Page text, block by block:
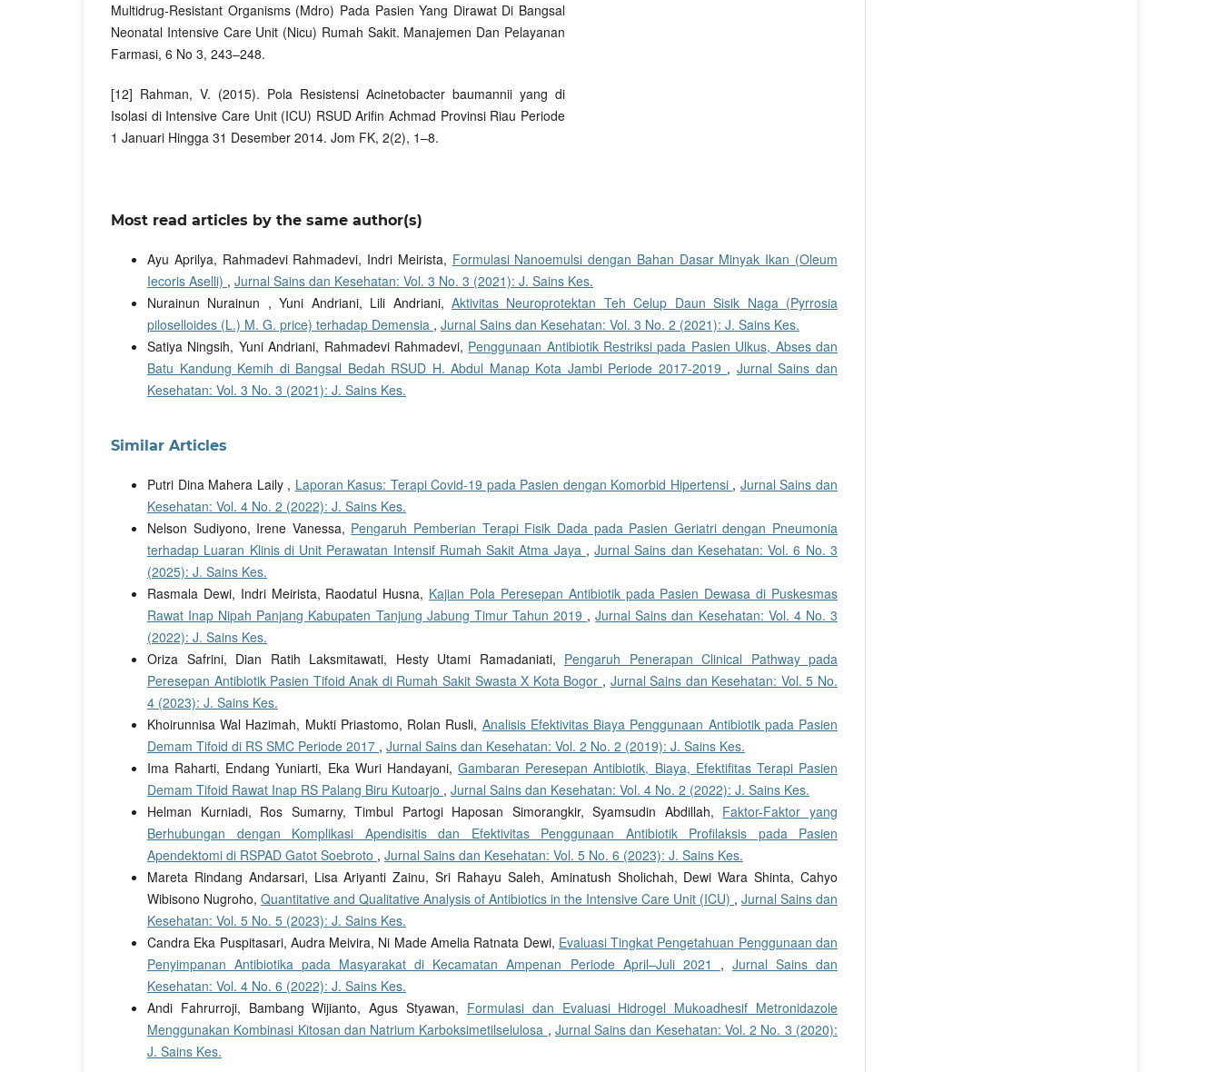
Multidrug-Resistant Organisms (Mdro) Pada Pasien Yang Dirawat Di Bangsal
Neonatal Intensive Care Unit (Nicu) Rumah Sakit. Manajemen Dan Pelayanan
Farmasi, 6 No 3, 243–248.
[12] Rahman, V. (2015). Pola Resistensi Acinetobacter baumannii yang di
Isolasi di Intensive Care Unit (ICU) RSUD Arifin Achmad Provinsi Riau Periode
1 Januari Hingga 31 Desember 2014. Jom FK, 2(2), 1–8.
Most read articles by the same author(s)
Ayu Aprilya, Rahmadevi Rahmadevi, Indri Meirista, Formulasi Nanoemulsi dengan Bahan Dasar Minyak Ikan (Oleum
Iecoris Aselli) , Jurnal Sains dan Kesehatan: Vol. 3 No. 3 (2021): J. Sains Kes.
Nurainun Nurainun , Yuni Andriani, Lili Andriani, Aktivitas Neuroprotektan Teh Celup Daun Sisik Naga (Pyrrosia
piloselloides (L.) M. G. price) terhadap Demensia , Jurnal Sains dan Kesehatan: Vol. 3 No. 2 (2021): J. Sains Kes.
Satiya Ningsih, Yuni Andriani, Rahmadevi Rahmadevi, Penggunaan Antibiotik Restriksi pada Pasien Ulkus, Abses dan
Batu Kandung Kemih di Bangsal Bedah RSUD H. Abdul Manap Kota Jambi Periode 2017-2019 , Jurnal Sains dan
Kesehatan: Vol. 3 No. 3 (2021): J. Sains Kes.
Similar Articles
Putri Dina Mahera Laily , Laporan Kasus: Terapi Covid-19 pada Pasien dengan Komorbid Hipertensi , Jurnal Sains dan
Kesehatan: Vol. 4 No. 2 (2022): J. Sains Kes.
Nelson Sudiyono, Irene Vanessa, Pengaruh Pemberian Terapi Fisik Dada pada Pasien Geriatri dengan Pneumonia
terhadap Luaran Klinis di Unit Perawatan Intensif Rumah Sakit Atma Jaya ,Jurnal Sains dan Kesehatan: Vol. 6 No. 3
(2025): J. Sains Kes.
Rasmala Dewi, Indri Meirista, Raodatul Husna, Kajian Pola Peresepan Antibiotik pada Pasien Dewasa di Puskesmas
Rawat Inap Nipah Panjang Kabupaten Tanjung Jabung Timur Tahun 2019 ,Jurnal Sains dan Kesehatan: Vol. 4 No. 3
(2022): J. Sains Kes.
Oriza Safrini, Dian Ratih Laksmitawati, Hesty Utami Ramadaniati, Pengaruh Penerapan Clinical Pathway pada
Peresepan Antibiotik Pasien Tifoid Anak di Rumah Sakit Swasta X Kota Bogor , Jurnal Sains dan Kesehatan: Vol. 5 No.
4 (2023): J. Sains Kes.
Khoirunnisa Wal Hazimah, Mukti Priastomo, Rolan Rusli, Analisis Efektivitas Biaya Penggunaan Antibiotik pada Pasien
Demam Tifoid di RS SMC Periode 2017 , Jurnal Sains dan Kesehatan: Vol. 2 No. 2 (2019): J. Sains Kes.
Ima Raharti, Endang Yuniarti, Eka Wuri Handayani,Gambaran Peresepan Antibiotik, Biaya, Efektifitas Terapi Pasien
Demam Tifoid Rawat Inap RS Palang Biru Kutoarjo , Jurnal Sains dan Kesehatan: Vol. 4 No. 2 (2022): J. Sains Kes.
Helman Kurniadi, Ros Sumarny, Timbul Partogi Haposan Simorangkir, Syamsudin Abdillah, Faktor-Faktor yang
Berhubungan dengan Komplikasi Apendisitis dan Efektivitas Penggunaan Antibiotik Profilaksis pada Pasien
Apendektomi di RSPAD Gatot Soebroto , Jurnal Sains dan Kesehatan: Vol. 5 No. 6 (2023): J. Sains Kes.
Mareta Rindang Andarsari, Lisa Ariyanti Zainu, Sri Rahayu Saleh, Aminatush Sholichah, Dewi Wara Shinta, Cahyo
Wibisono Nugroho, Quantitative and Qualitative Analysis of Antibiotics in the Intensive Care Unit (ICU) , Jurnal Sains dan
Kesehatan: Vol. 5 No. 5 (2023): J. Sains Kes.
Candra Eka Puspitasari, Audra Meivira, Ni Made Amelia Ratnata Dewi, Evaluasi Tingkat Pengetahuan Penggunaan dan
Penyimpanan Antibiotika pada Masyarakat di Kecamatan Ampenan Periode April–Juli 2021 , Jurnal Sains dan
Kesehatan: Vol. 4 No. 6 (2022): J. Sains Kes.
Andi Fahrurroji, Bambang Wijianto, Agus Styawan, Formulasi dan Evaluasi Hidrogel Mukoadhesif Metronidazole
Menggunakan Kombinasi Kitosan dan Natrium Karboksimetilselulosa , Jurnal Sains dan Kesehatan: Vol. 2 No. 3 (2020):
J. Sains Kes.